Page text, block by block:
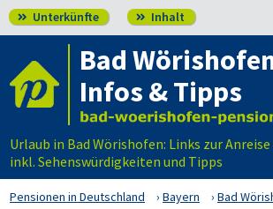
 Unterkünfte  Inhalt
Bad
Infos & Tipps
Urlaub in Bad Wörishofen: Links zur
inkl. Sehenswürdigkeiten und Tipps
Pensionen in Deutschland Bayern
Bad